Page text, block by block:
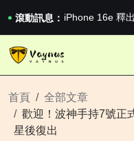
滾動訊息： iPhone 16e 釋
2026澳網男單
《巔峰守衛
首頁
全部文章
歡迎！波神手持7號正
星後復出